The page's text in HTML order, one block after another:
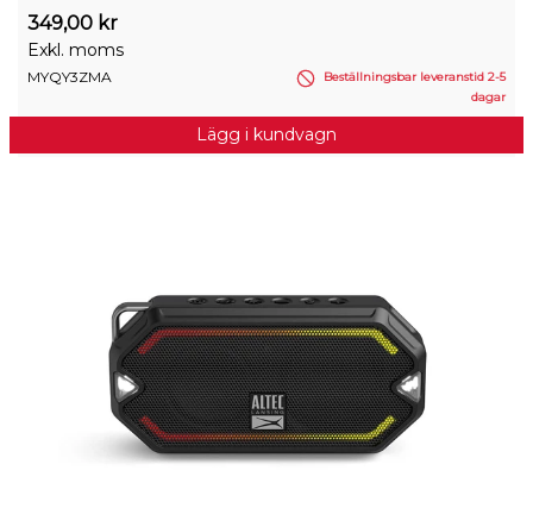
349,00 kr
Exkl. moms
MYQY3ZMA
Beställningsbar leveranstid 2-5
dagar
Lägg i kundvagn